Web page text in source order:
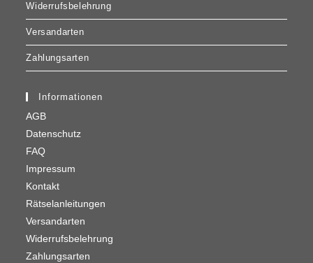
Widerrufsbelehrung
Versandarten
Zahlungsarten
Informationen
AGB
Datenschutz
FAQ
Impressum
Kontakt
Rätselanleitungen
Versandarten
Widerrufsbelehrung
Zahlungsarten